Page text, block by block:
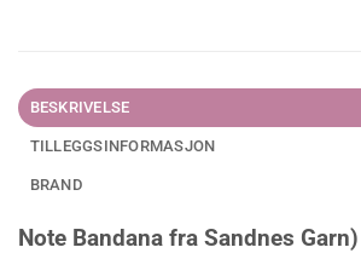
BESKRIVELSE
TILLEGGSINFORMASJON
BRAND
Note Bandana fra Sandnes Garn)